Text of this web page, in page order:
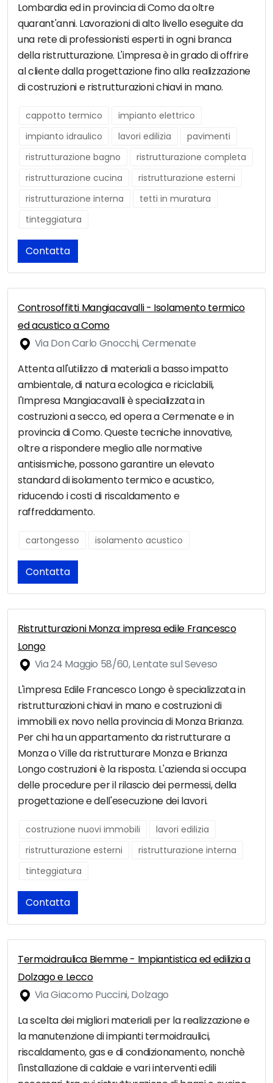
Lombardia ed in provincia di Como da oltre
quarant'anni. Lavorazioni di alto livello eseguite da
una rete di professionisti esperti in ogni branca
della ristrutturazione. L'impresa è in grado di offrire
al cliente dalla progettazione fino alla realizzazione
di costruzioni e ristrutturazioni chiavi in mano.
cappotto termico
impianto elettrico
impianto idraulico
lavori edilizia
pavimenti
ristrutturazione bagno
ristrutturazione completa
ristrutturazione cucina
ristrutturazione esterni
ristrutturazione interna
tetti in muratura
tinteggiatura
Contatta
Controsoffitti Mangiacavalli - Isolamento termico
ed acustico a Como
Via Don Carlo Gnocchi, Cermenate
Attenta all'utilizzo di materiali a basso impatto
ambientale, di natura ecologica e riciclabili,
l'Impresa Mangiacavalli è specializzata in
costruzioni a secco, ed opera a Cermenate e in
provincia di Como. Queste tecniche innovative,
oltre a rispondere meglio alle normative
antisismiche, possono garantire un elevato
standard di isolamento termico e acustico,
riducendo i costi di riscaldamento e
raffreddamento.
cartongesso isolamento acustico
Contatta
Ristrutturazioni Monza: impresa edile Francesco
Longo
Via 24 Maggio 58/60, Lentate sul Seveso
L'impresa Edile Francesco Longo è specializzata in
ristrutturazioni chiavi in mano e costruzioni di
immobili ex novo nella provincia di Monza Brianza.
Per chi ha un appartamento da ristrutturare a
Monza o Ville da ristrutturare Monza e Brianza
Longo costruzioni è la risposta. L'azienda si occupa
delle procedure per il rilascio dei permessi, della
progettazione e dell'esecuzione dei lavori.
costruzione nuovi immobili
lavori edilizia
ristrutturazione esterni
ristrutturazione interna
tinteggiatura
Contatta
Termoidraulica Biemme - Impiantistica ed edilizia a
Dolzago e Lecco
Via Giacomo Puccini, Dolzago
La scelta dei migliori materiali per la realizzazione e
la manutenzione di impianti termoidraulici,
riscaldamento, gas e di condizionamento, nonchè
l'installazione di caldaie e vari interventi edili